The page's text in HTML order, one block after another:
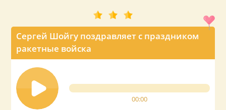
Сергей Шойгу поздравляет с праздником
ракетные войска
00:00